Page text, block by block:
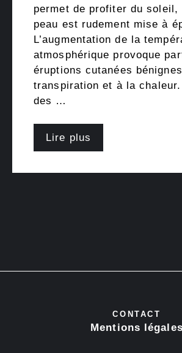
permet de profiter du soleil,
peau est rudement mise à
L’augmentation de la
atmosphérique provoque
éruptions cutanées
transpiration et à la
des …
Lire plus
CONTACT
Mentions légales